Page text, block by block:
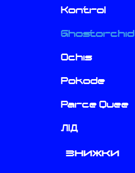
Kontrol
Ghostorchid
Ochis
Pokode
Parce Quee
ЛІД
знижки